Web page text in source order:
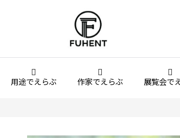
用途でえらぶ 作家でえらぶ 展覧会で